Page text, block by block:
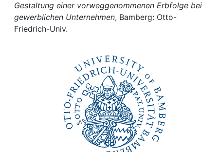
My FIS
Gestaltung einer vorweggenommenen Erbfolge bei
gewerblichen Unternehmen, Bamberg: Otto-
Friedrich-Univ.